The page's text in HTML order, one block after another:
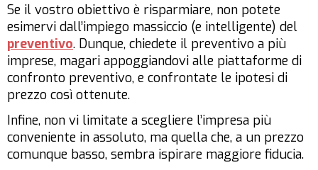
Se il vostro obiettivo è risparmiare, non potete
esimervi dall’impiego massiccio (e intelligente) del
preventivo. Dunque, chiedete il preventivo a più
imprese, magari appoggiandovi alle piattaforme di
confronto preventivo, e confrontate le ipotesi di
prezzo così ottenute.
Infine, non vi limitate a scegliere l’impresa più
conveniente in assoluto, ma quella che, a un prezzo
comunque basso, sembra ispirare maggiore fiducia.